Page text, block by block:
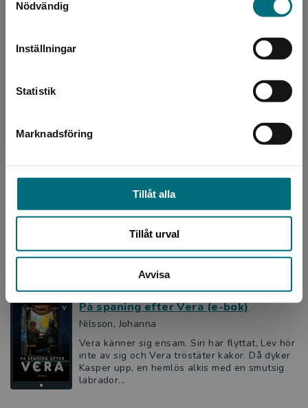
Nödvändig
Inställningar
Statistik
Marknadsföring
Tillåt alla
Tillåt urval
Avvisa
Sverige. För att kunna slutföra ett köp måste
Vera känner sig ensam. Siri har flyttat, Lev hör
Kasper upp, en hemlös alkis med en smutsig
Exkl. moms: 151 kr
Skolstart för Ester (e-bok)
Palmqvist, Martin
Ester, 106 år, får ett brev där hon bjuds in till
Mariaskolan. Eftersom skolan firar 100 år, och
kans...
På spaning efter Vera (e-bok)
Nilsson, Johanna
Vera känner sig ensam. Siri har flyttat, Lev hör
inte av sig och Vera tröstäter kakor. Då dyker
Kasper upp, en hemlös alkis med en smutsig
labrador...